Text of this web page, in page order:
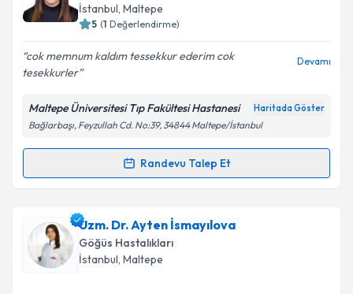
Kişisel verilerimin işlenmesine ilişkin
Aydınlatma
Metni
İstanbul, Maltepe
5 (1 Değerlendirme)
cok memnum kaldım tessekkur ederim cok
tesekkurler
Devamı
Maltepe Üniversitesi Tıp Fakültesi Hastanesi Haritada Göster
Bağlarbaşı, Feyzullah Cd. No:39, 34844 Maltepe/İstanbul
Randevu Talep Et
Randevu Takvimi Talebi
Doç. Dr. Seda Beyhan Sağmeniçin randevu takvimi
talebi oluşturun. Size bu uzmandan randevu almanız
için bir takvim hazırlandığında e-posta ile
bilgilendireceğiz.
Uzm. Dr. Ayten İsmayılova
Göğüs Hastalıkları
İstanbul, Maltepe